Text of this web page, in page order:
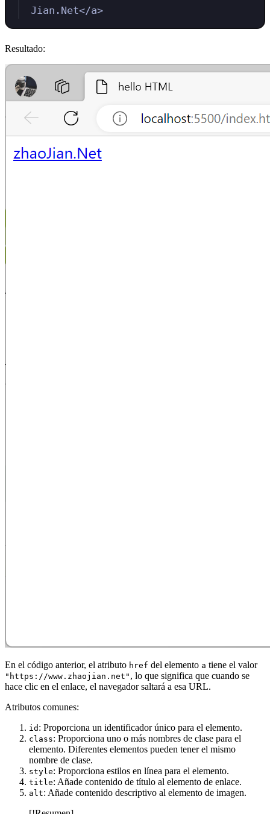
Jian.Net</a>
Resultado:
En el código anterior, el atributo href del elemento a tiene el valor
"https://www.zhaojian.net" , lo que significa que cuando se
hace clic en el enlace, el navegador saltará a esa URL.
Atributos comunes:
id : Proporciona un identificador único para el elemento.
class: Proporciona uno o más nombres de clase para el
elemento. Diferentes elementos pueden tener el mismo
nombre de clase.
style: Proporciona estilos en línea para el elemento.
title: Añade contenido de título al elemento de enlace.
alt: Añade contenido descriptivo al elemento de imagen.